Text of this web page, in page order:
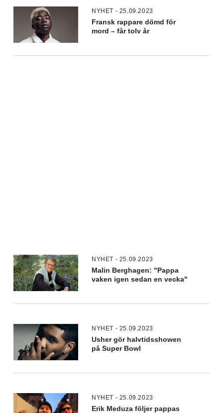
NYHET - 25.09.2023
Fransk rappare dömd för
mord – får tolv år
NYHET - 25.09.2023
Malin Berghagen: "Pappa
vaken igen sedan en vecka"
NYHET - 25.09.2023
Usher gör halvtidsshowen
på Super Bowl
NYHET - 25.09.2023
Erik Meduza följer pappas